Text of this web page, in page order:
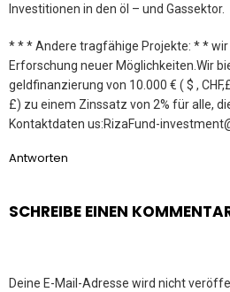
Investitionen in den öl – und Gassektor.
* * * Andere tragfähige Projekte: * *
Erforschung neuer Möglichkeiten.Wir
geldfinanzierung von 10.000 € ( $ ,
£) zu einem Zinssatz von 2% für alle,
Kontaktdaten us:RizaFund-
Antworten
SCHREIBE EINEN
Deine E-Mail-Adresse wird nicht